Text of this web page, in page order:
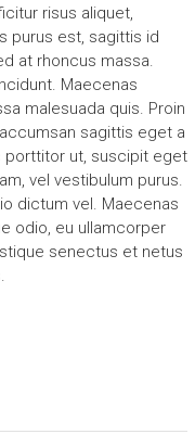
risus aliquet,
purus est, sagittis id
at rhoncus massa.
Maecenas
malesuada quis. Proin
sagittis eget a
porttitor ut, suscipit eget
vel vestibulum purus.
dictum vel. Maecenas
odio, eu ullamcorper
senectus et netus